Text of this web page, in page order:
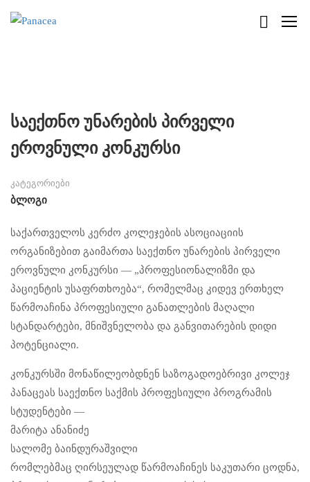
საექთნო უნარების პირველი
ეროვნული კონკურსი
კატეგორიები
Ბლოგი
საქართველოს კერძო კოლეჯების ასოციაციის
ორგანიზებით გაიმართა საექთნო უნარების პირველი
ეროვნული კონკურსი — „პროფესიონალიზმი და
პაციენტის უსაფრთხოება“, რომელმაც კიდევ ერთხელ
წარმოაჩინა პროფესიული განათლების მაღალი
სტანდარტები, მნიშვნელობა და განვითარების დიდი
პოტენციალი.
კონკურსში მონაწილეობდნენ საზოგადოებრივი კოლეჯ
პანაცეას საექთნო საქმის პროფესიული პროგრამის
სტუდენტები —
მარიტა ანანიძე
სალომე ბაინდურაშვილი
რომლებმაც ღირსეულად წარმოაჩინეს საკუთარი ცოდნა,